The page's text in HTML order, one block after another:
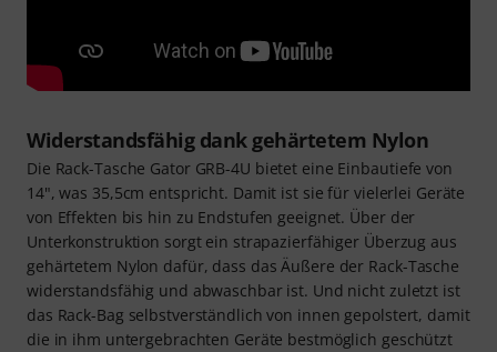
Widerstandsfähig dank gehärtetem Nylon
Die Rack-Tasche Gator GRB-4U bietet eine Einbautiefe von
14", was 35,5cm entspricht. Damit ist sie für vielerlei Geräte
von Effekten bis hin zu Endstufen geeignet. Über der
Unterkonstruktion sorgt ein strapazierfähiger Überzug aus
gehärtetem Nylon dafür, dass das Äußere der Rack-Tasche
widerstandsfähig und abwaschbar ist. Und nicht zuletzt ist
das Rack-Bag selbstverständlich von innen gepolstert, damit
die in ihm untergebrachten Geräte bestmöglich geschützt